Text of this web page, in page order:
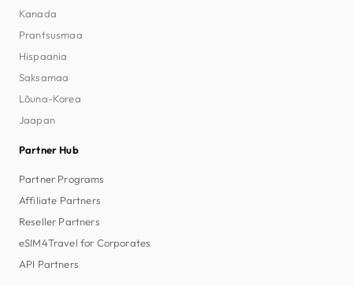
Kanada
Prantsusmaa
Hispaania
Saksamaa
Lõuna-Korea
Jaapan
Partner Hub
Partner Programs
Affiliate Partners
Reseller Partners
eSIM4Travel for Corporates
API Partners